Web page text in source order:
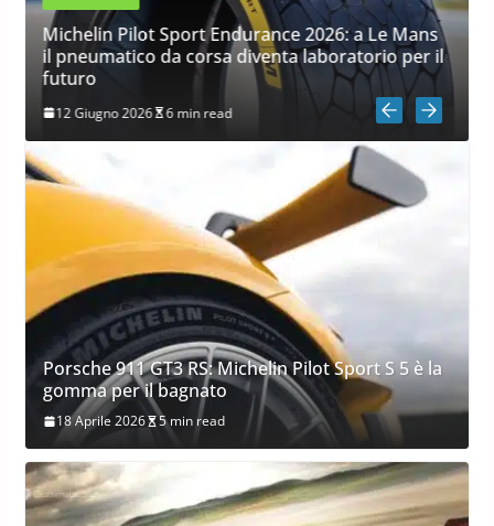
Michelin Pilot Sport Endurance 2026: a Le Mans
il pneumatico da corsa diventa laboratorio per il
futuro
12 Giugno 2026 6 min read
Porsche 911 GT3 RS: Michelin Pilot Sport S 5 è la
gomma per il bagnato
18 Aprile 2026 5 min read